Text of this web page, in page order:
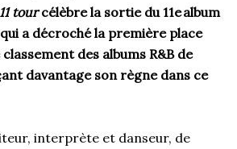
tourcélèbre la sortie du 11e album
a décroché la première place
des albums R&B de
davantage son règne dans ce
interprète et danseur, de